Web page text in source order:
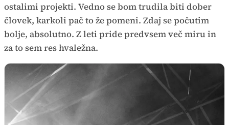
ostalimi projekti. Vedno se bom trudila biti dober
človek, karkoli pač to že pomeni. Zdaj se počutim
bolje, absolutno. Z leti pride predvsem več miru in
za to sem res hvaležna.